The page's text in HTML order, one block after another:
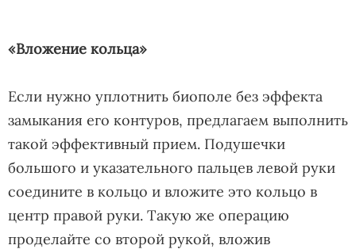
«Вложение кольца»
Если нужно уплотнить биополе без эффекта
замыкания его контуров, предлагаем выполнить
такой эффективный прием. Подушечки
большого и указательного пальцев левой руки
соедините в кольцо и вложите это кольцо в
центр правой руки. Такую же операцию
проделайте со второй рукой, вложив